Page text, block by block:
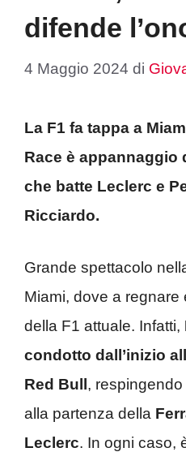
difende
4 Maggio 2024 di
La F1 fa tappa a
Race è appannaggio
che batte Leclerc e
Ricciardo.
Grande spettacolo
Miami, dove a regnare
della F1 attuale. Infatti,
condotto dall’inizio
Red Bull , respingendo
alla partenza della
Leclerc. In ogni caso,